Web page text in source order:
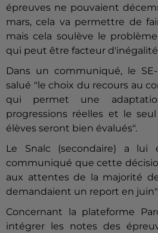
épreuves ne pouvaient
mars, cela va permettre de
mais cela soulève le
qui peut être facteur
Dans un communiqué, le
salué "le choix du recours au
qui permet une
progressions réelles et le
élèves seront bien évalués".
Le Snalc (secondaire) a
communiqué que cette
aux attentes de la majorité
demandaient un report en
Concernant la plateforme
intégrer les notes des